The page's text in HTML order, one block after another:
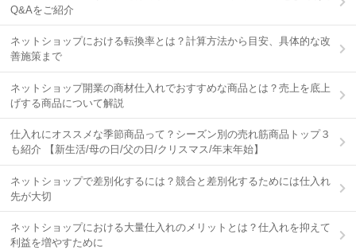
Q&Aをご紹介
ネットショップにおける転換率とは？計算方法から目安、具体的な改
善施策まで
ネットショップ開業の商材仕入れでおすすめな商品とは？売上を底上
げする商品について解説
仕入れにオススメな季節商品って？シーズン別の売れ筋商品トップ３
も紹介 【新生活/母の日/父の日/クリスマス/年末年始】
ネットショップで差別化するには？競合と差別化するためには仕入れ
先が大切
ネットショップにおける大量仕入れのメリットとは？仕入れを抑えて
利益を増やすために